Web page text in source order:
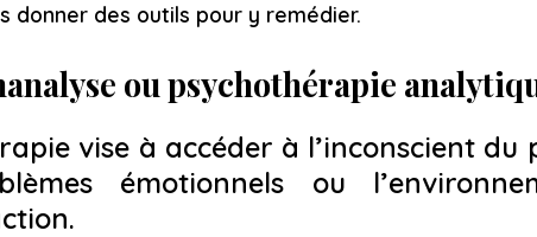
donner des outils pour y remédier.
ou psychothérapie
vise à accéder à l’inconscient
émotionnels ou